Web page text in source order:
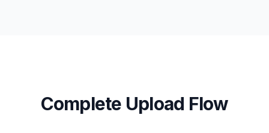
Complete Upload Flow